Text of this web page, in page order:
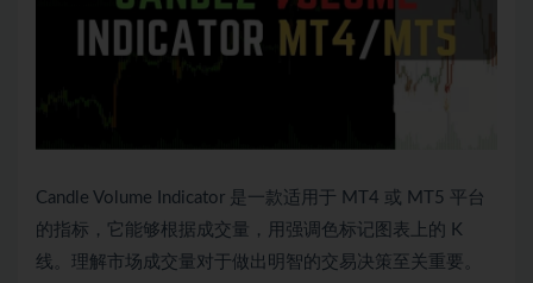
Candle Volume Indicator 是一款适用于 MT4 或 MT5 平台
的指标，它能够根据成交量，用强调色标记图表上的 K
线。理解市场成交量对于做出明智的交易决策至关重要。